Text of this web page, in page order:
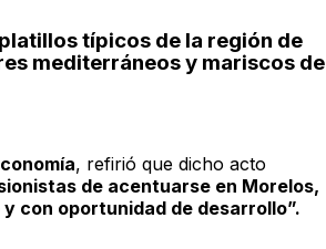
típicos de la región de
mediterráneos y mariscos de
, refirió que dicho acto
de acentuarse en Morelos,
con oportunidad de desarrollo”.